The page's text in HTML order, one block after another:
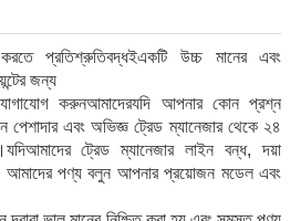
প্রতিশ্রুতিবদ্ধইএকটি উচ্চ মানের এবং
জন্য
করুনআমাদেরযদি আপনার কোন প্রশ্ন
পেশাদার এবং অভিজ্ঞ ট্রেড ম্যানেজার থেকে ২৪
যদিআমাদের ট্রেড ম্যানেজার লাইন বন্ধ, দয়া
আমাদের পণ্য বলুন আপনার প্রয়োজন মডেল এবং